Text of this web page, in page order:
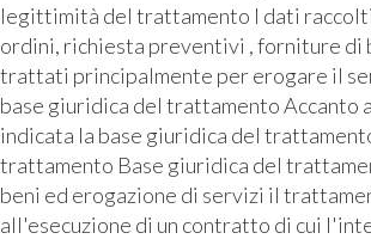
legittimità del trattamento I dati
ordini, richiesta preventivi , forniture di
trattati principalmente per erogare il
base giuridica del trattamento Accanto
indicata la base giuridica del
trattamento Base giuridica del
beni ed erogazione di servizi il
all'esecuzione di un contratto di cui